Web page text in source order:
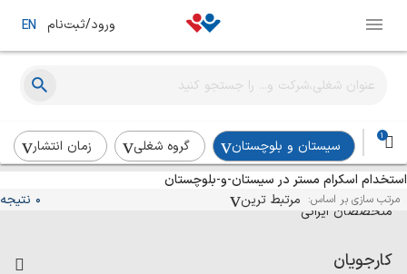
ورود/ثبت‌نام EN
1
سیستان و بلوچستان گروه شغلی
زمان انتشار
استخدام اسکرام مستر در سیستان-و-بلوچستان
مرتب سازی بر اساس: مرتبط ترین 0 نتیجه
آگهی‌های استخدام و همکاری برای
متخصصان ایرانی
کارجویان